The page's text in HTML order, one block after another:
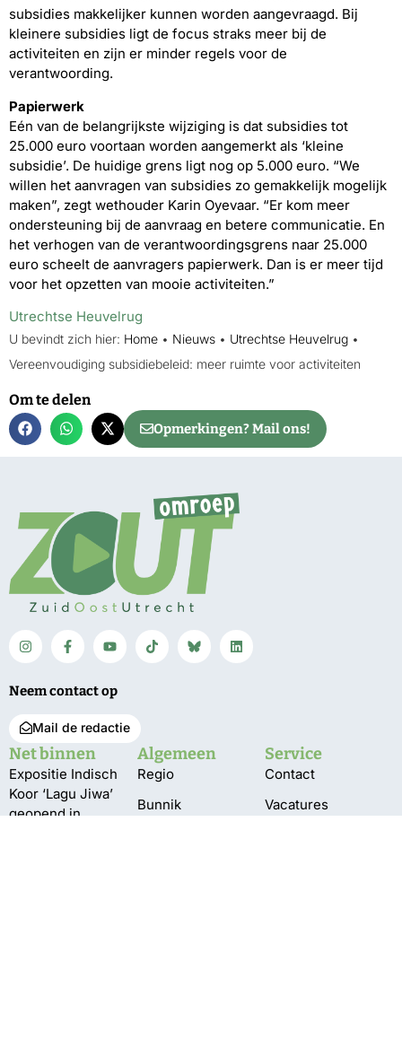
subsidies makkelijker kunnen worden aangevraagd. Bij
kleinere subsidies ligt de focus straks meer bij de
activiteiten en zijn er minder regels voor de
verantwoording.
Papierwerk
Eén van de belangrijkste wijziging is dat subsidies tot
25.000 euro voortaan worden aangemerkt als ‘kleine
subsidie’. De huidige grens ligt nog op 5.000 euro. “We
willen het aanvragen van subsidies zo gemakkelijk mogelijk
maken”, zegt wethouder Karin Oyevaar. “Er kom meer
ondersteuning bij de aanvraag en betere communicatie. En
het verhogen van de verantwoordingsgrens naar 25.000
euro scheelt de aanvragers papierwerk. Dan is er meer tijd
voor het opzetten van mooie activiteiten.”
Utrechtse Heuvelrug
U bevindt zich hier: Home • Nieuws • Utrechtse Heuvelrug •
Vereenvoudiging subsidiebeleid: meer ruimte voor activiteiten
Om te delen
Opmerkingen? Mail ons!
Neem contact op
Mail de redactie
Net binnen
Expositie Indisch
Koor ‘Lagu Jiwa’
geopend in
Algemeen
Regio
Bunnik
Service
Contact
Vacatures